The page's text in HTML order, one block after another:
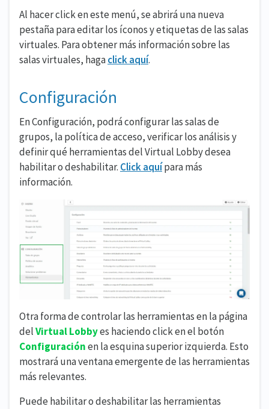
Al hacer click en este menú, se abrirá una nueva
pestaña para editar los íconos y etiquetas de las salas
virtuales. Para obtener más información sobre las
salas virtuales, hagaclick aquí.
Configuración
En Configuración, podrá configurar las salas de
grupos, la política de acceso, verificar los análisis y
definir qué herramientas del Virtual Lobby desea
habilitar o deshabilitar. Click aquípara más
información.
Otra forma de controlar las herramientas en la página
delVirtual Lobbyes haciendo click en el botón
Configuraciónen la esquina superior izquierda. Esto
mostrará una ventana emergente de las herramientas
más relevantes.
Puede habilitar o deshabilitar las herramientas